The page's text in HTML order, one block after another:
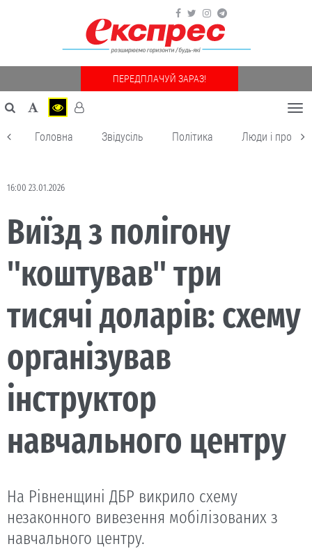
ПЕРЕДПЛАЧУЙ ЗАРАЗ!
Головна Звідусіль Політика Люди і
16:00 23.01.2026
Виїзд з полігону
"коштував" три
тисячі доларів: схему
організував
інструктор
навчального центру
На Рівненщині ДБР викрило схему
незаконного вивезення мобілізованих з
навчального центру.